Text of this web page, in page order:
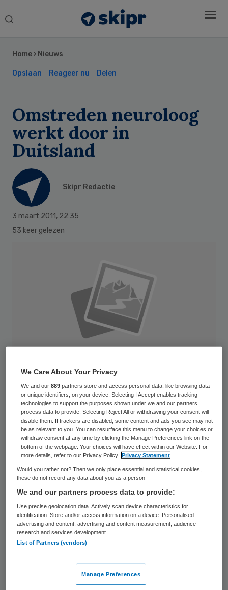
Search
Home › Nieuws
Opslaan Reageer nu Delen
Omstreden neuroloog
werkt door in
Duitsland
Skipr Redactie
3 maart 2011, 22:35
53 keer gelezen
Oud-neuroloog Jansen Steur van het
Medisch Spectrum Twente (MST) in
Enschede is na grote beroering over zijn
disfunctioneren opnieuw als medisch
specialist in Duitsland aan het werk gegaan.
Op basis van eigen onderzoek stellen RTV
Oost en TC Tubantia dat hij zeker een
maand gewerkt heeft, maar mogelijk langer.
De affaire rond Jansen Steur kwam aan het
Sidebar
We Care About Your Privacy
We and our889 partners store and access personal data, like browsing data
or unique identifiers, on your device. Selecting I Accept enables tracking
technologies to support the purposes shown under we and our partners
process data to provide. Selecting Reject All or withdrawing your consent will
disable them. If trackers are disabled, some content and ads you see may not
be as relevant to you. You can resurface this menu to change your choices or
withdraw consent at any time by clicking the Manage Preferences link on the
bottom of the webpage. Your choices will have effect within our Website. For
more details, refer to our Privacy Policy.
Privacy Statement
Would you rather not? Then we only place essential and statistical cookies,
these do not record any data about you as a person
We and our partners process data to provide:
Use precise geolocation data. Actively scan device characteristics for
identification. Store and/or access information on a device. Personalised
advertising and content, advertising and content measurement, audience
research and services development.
List of Partners (vendors)
Manage Preferences